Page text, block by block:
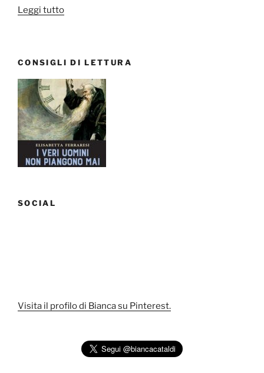
Leggi tutto“#Weekathon
lettura
al
giorno
dal
1
al
7
dicembre”
CONSIGLI DI LETTURA
SOCIAL
Visita il profilo di Bianca su Pinterest.